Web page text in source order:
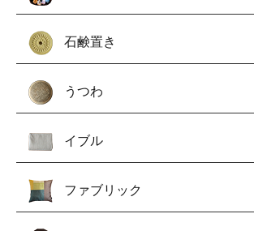
石鹸置き
うつわ
イブル
ファブリック